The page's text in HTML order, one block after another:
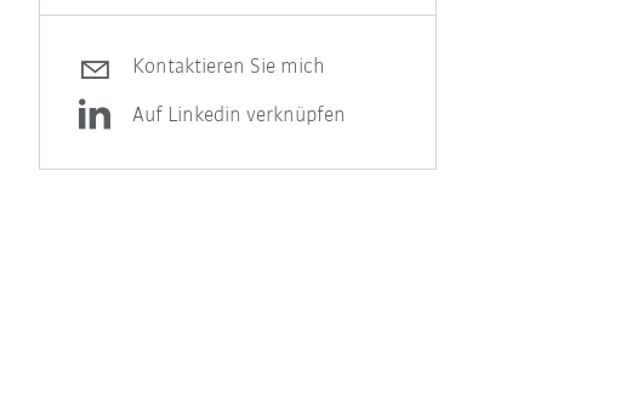
Kontaktieren Sie mich
Auf Linkedin verknüpfen